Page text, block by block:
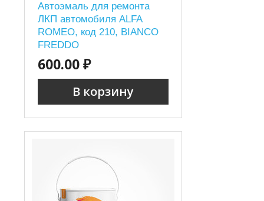
Автоэмаль для ремонта
ЛКП автомобиля ALFA
ROMEO, код 210, BIANCO
FREDDO
600.00 ₽
В корзину